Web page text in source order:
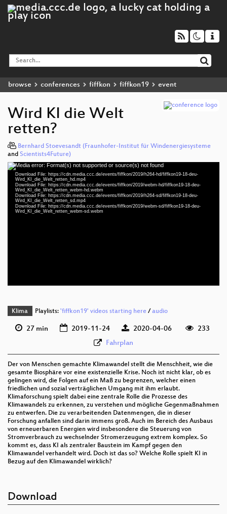
browse conferences fiffkon fiffkon19 event
Wird KI die Welt
retten?
Bernhard Stoevesandt (Fraunhofer-Institut für Windenergiesysteme
and Scientists4Future)
Video
Player
Media error: Format(s) not supported or source(s) not found
Download File: https://cdn.media.ccc.de/events/fiffkon/2019/h264-hd/fiffkon19-18-deu-
Wird_KI_die_Welt_retten_hd.mp4
Download File: https://cdn.media.ccc.de/events/fiffkon/2019/webm-hd/fiffkon19-18-deu-
Wird_KI_die_Welt_retten_webm-hd.webm
Download File: https://cdn.media.ccc.de/events/fiffkon/2019/h264-sd/fiffkon19-18-deu-
Wird_KI_die_Welt_retten_sd.mp4
Download File: https://cdn.media.ccc.de/events/fiffkon/2019/webm-sd/fiffkon19-18-deu-
Wird_KI_die_Welt_retten_webm-sd.webm
Klima Playlists: 'fiffkon19' videos starting here/ audio
27 min 2019-11-24 2020-04-06
233
Fahrplan
Der von Menschen gemachte Klimawandel stellt die Menschheit, wie die
gesamte Biosphäre vor eine existenzielle Krise. Noch ist nicht klar, ob es
gelingen wird, die Folgen auf ein Maß zu begrenzen, welcher einen
friedlichen und sozial verträglichen Umgang mit ihm erlaubt.
Klimaforschung spielt dabei eine zentrale Rolle die Prozesse des
Klimawandels zu erkennen, zu verstehen und mögliche Gegenmaßnahmen
zu entwerfen. Die zu verarbeitenden Datenmengen, die in dieser
Forschung anfallen sind darin immens groß. Auch im Bereich des Ausbaus
von erneuerbaren Energien wird insbesondere die Steuerung von
Stromverbrauch zu wechselnder Stromerzeugung extrem komplex. So
kommt es, dass KI als zentraler Baustein im Kampf gegen den
Klimawandel verhandelt wird. Doch ist das so? Welche Rolle spielt KI in
Bezug auf den Klimawandel wirklich?
Download